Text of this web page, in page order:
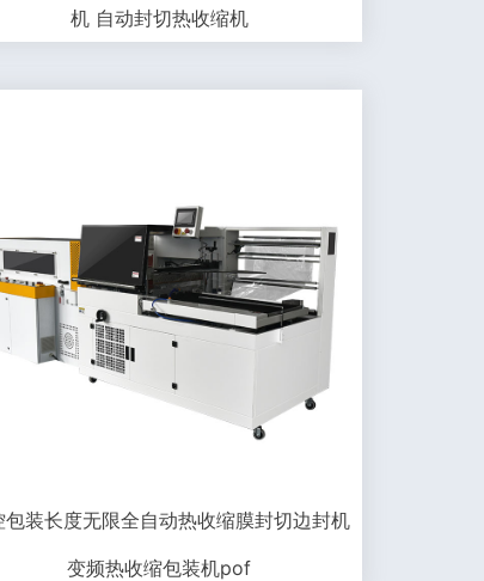
机 自动封切热收缩机
包装长度无限全自动热收缩膜封切边封机
变频热收缩包装机pof